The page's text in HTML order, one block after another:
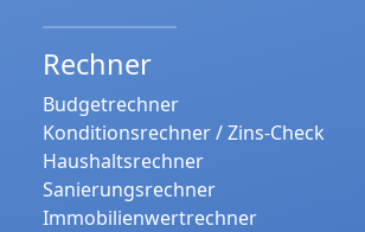
Rechner
Budgetrechner
Konditionsrechner / Zins-Check
Haushaltsrechner
Sanierungsrechner
Immobilienwertrechner